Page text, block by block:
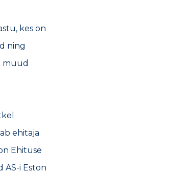
kes on
ning
muud
ehitaja
Ehituse
i Eston